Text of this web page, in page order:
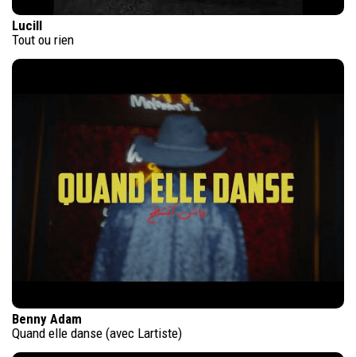
Lucill
Tout ou rien
Benny Adam
Quand elle danse (avec Lartiste)